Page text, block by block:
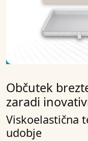
Občutek
zaradi
Viskoelastična
udobje